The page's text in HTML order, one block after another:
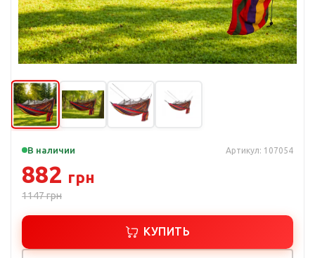
В наличии Артикул: 107054
882 грн
1147грн
КУПИТЬ